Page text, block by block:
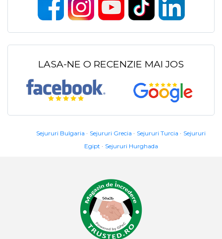
LASA-NE O RECENZIE MAI JOS
Sejururi Bulgaria Sejururi Grecia Sejururi Turcia
Sejururi
Egipt
Sejururi Hurghada